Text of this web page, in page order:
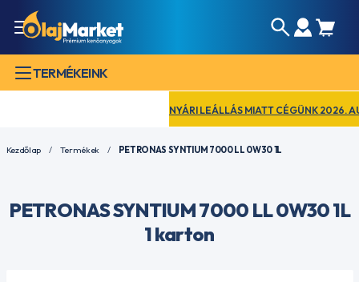
TERMÉKEINK
NYÁRI LEÁLLÁS MIATT CÉGÜNK 2026.
Kezdőlap Termékek PETRONAS SYNTIUM 7000 LL 0W30 1L
PETRONAS SYNTIUM 7000 LL 0W30 1L
1 karton